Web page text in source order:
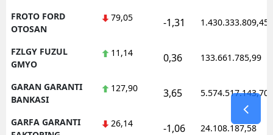
FROTO FORD
OTOSAN
79,05 -1,31 1.430.333.809,45
FZLGY FUZUL
GMYO
11,14 0,36 133.661.785,99
GARAN GARANTI
BANKASI
127,90 3,65 5.574.517.143,70
GARFA GARANTI
26,14 -1,06 24.108.187,58